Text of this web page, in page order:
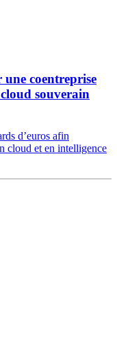
coentreprise
souverain
d’euros afin
cloud et en intelligence